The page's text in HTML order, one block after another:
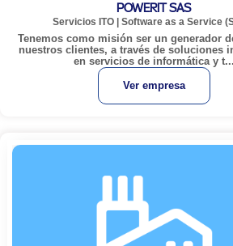
POWERIT SAS
Servicios ITO| Software as a Service
Tenemos como misión ser un generador
nuestros clientes, a través de soluciones
en servicios de informática y t...
Ver empresa